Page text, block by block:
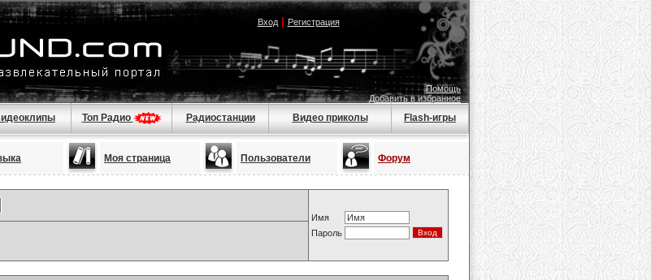
Вход| Регистрация
Помощь
Добавить в избранное
Топ Радио Радиостанции Видео приколы Flash-игры
Моя страница Пользователи Форум
Имя
Пароль